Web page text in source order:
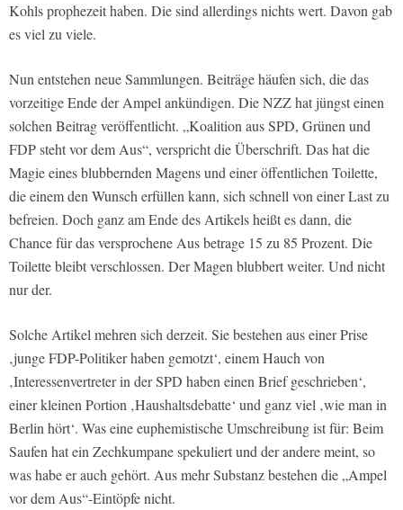
Kohls prophezeit haben. Die sind allerdings nichts wert. Davon gab
es viel zu viele.
Nun entstehen neue Sammlungen. Beiträge häufen sich, die das
vorzeitige Ende der Ampel ankündigen. Die NZZ hat jüngst einen
solchen Beitrag veröffentlicht. „Koalition aus SPD, Grünen und
FDP steht vor dem Aus“, verspricht die Überschrift. Das hat die
Magie eines blubbernden Magens und einer öffentlichen Toilette,
die einem den Wunsch erfüllen kann, sich schnell von einer Last zu
befreien. Doch ganz am Ende des Artikels heißt es dann, die
Chance für das versprochene Aus betrage 15 zu 85 Prozent. Die
Toilette bleibt verschlossen. Der Magen blubbert weiter. Und nicht
nur der.
Solche Artikel mehren sich derzeit. Sie bestehen aus einer Prise
‚junge FDP-Politiker haben gemotzt‘, einem Hauch von
‚Interessenvertreter in der SPD haben einen Brief geschrieben‘,
einer kleinen Portion ‚Haushaltsdebatte‘ und ganz viel ‚wie man in
Berlin hört‘. Was eine euphemistische Umschreibung ist für: Beim
Saufen hat ein Zechkumpane spekuliert und der andere meint, so
was habe er auch gehört. Aus mehr Substanz bestehen die „Ampel
vor dem Aus“-Eintöpfe nicht.